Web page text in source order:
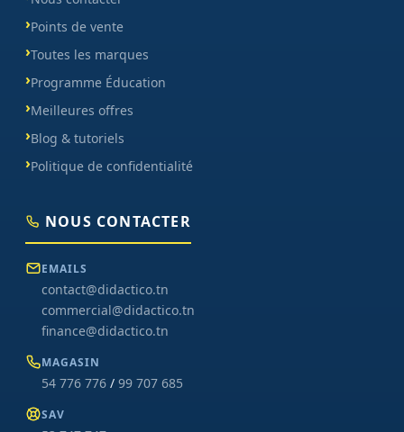
Points de vente
Toutes les marques
Programme Éducation
Meilleures offres
Blog & tutoriels
Politique de confidentialité
NOUS CONTACTER
EMAILS
contact@didactico.tn
commercial@didactico.tn
finance@didactico.tn
MAGASIN
54 776 776 / 99 707 685
SAV